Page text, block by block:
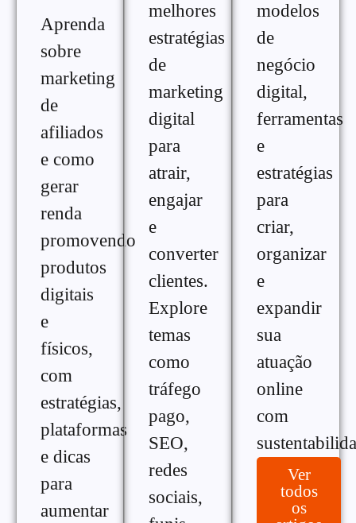
Aprenda
sobre
marketing
de
afiliados
e como
gerar
renda
promovendo
produtos
digitais
e
físicos,
com
estratégias,
plataformas
e dicas
para
aumentar
melhores
estratégias
de
marketing
digital
para
atrair,
engajar
e
converter
clientes.
Explore
temas
como
tráfego
pago,
SEO,
redes
sociais,
modelos
de
negócio
digital,
ferramentas
e
estratégias
para
criar,
organizar
e
expandir
sua
atuação
online
com
Ver
todos
os